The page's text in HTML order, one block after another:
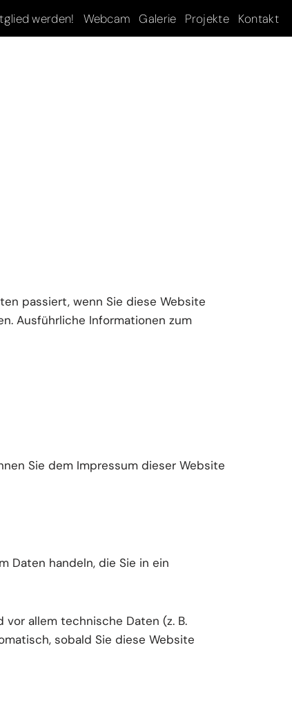
werden! Webcam Galerie Projekte Kontakt
passiert, wenn Sie diese Website
Ausführliche Informationen zum
Sie dem Impressum dieser Website
Daten handeln, die Sie in ein
allem technische Daten (z. B.
sobald Sie diese Website